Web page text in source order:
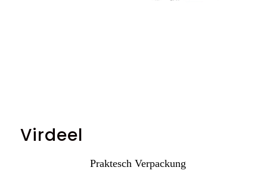
Virdeel
Praktesch Verpackung